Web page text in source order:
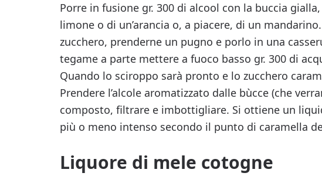
Porre in fusione gr. 300 di alcool con la buccia
limone o di un’arancia o, a piacere, di un
zucchero, prenderne un pugno e porlo in una
tegame a parte mettere a fuoco basso gr. 300 di
Quando lo sciroppo sarà pronto e lo zucchero
Prendere l’alcole aromatizzato dalle bùcce (che
composto, filtrare e imbottigliare. Si ottiene un
più o meno intenso secondo il punto di caramella
Liquore di mele cotogne